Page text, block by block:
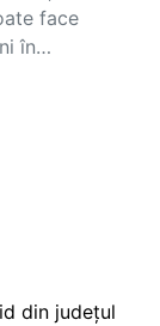
face
în…
din județul